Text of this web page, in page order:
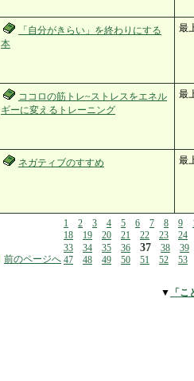
「自分がきらい」を終わりにする
本
最
ココロの筋トレ~ストレスをエネル
ギーに変えるトレーニング
最
ネガティブのすすめ 最
前のページへ
1 2 3 4 5 6 7 8 9
18
19 20 21 22 23
24
33
34 35 36 37 38
39
47
48 49 50 51 52 53
▼ 「